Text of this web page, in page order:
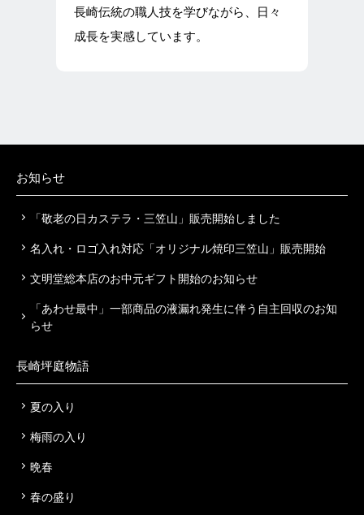
長崎伝統の職人技を学びながら、日々
成長を実感しています。
お知らせ
「敬老の日カステラ・三笠山」販売開始しました
名入れ・ロゴ入れ対応「オリジナル焼印三笠山」販売開始
文明堂総本店のお中元ギフト開始のお知らせ
「あわせ最中」一部商品の液漏れ発生に伴う自主回収のお知
らせ
長崎坪庭物語
夏の入り
梅雨の入り
晩春
春の盛り